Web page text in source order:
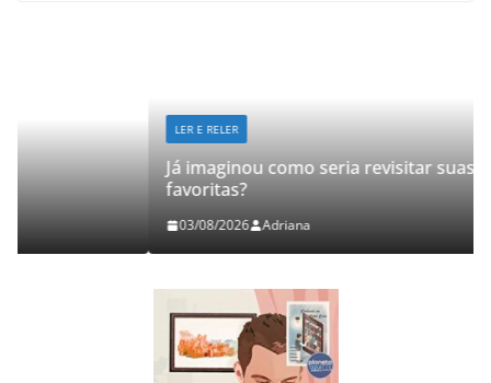
Já imaginou como seria revisitar suas histórias
favoritas?
Adriana